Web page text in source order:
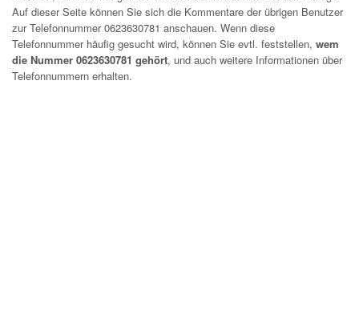
Auf dieser Seite können Sie sich die Kommentare der übrigen Benutzer
zur Telefonnummer0623630781 anschauen. Wenn diese
Telefonnummer häufig gesucht wird, können Sie evtl. feststellen, wem
die Nummer 0623630781 gehört, und auch weitere Informationen über
Telefonnummern erhalten.